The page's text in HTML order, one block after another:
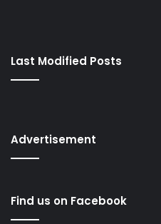
Last Modified Posts
Advertisement
Find us on Facebook